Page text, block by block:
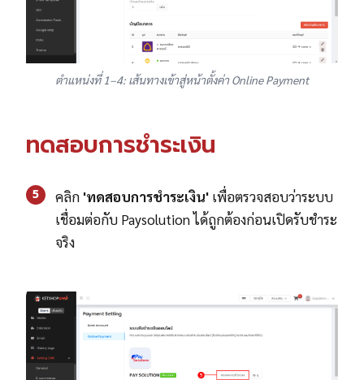
ตำแหน่งที่ 1–4: เส้นทางเข้าสู่หน้าตั้งค่า Online Payment
ทดสอบการชำระเงิน
5 คลิก 'ทดสอบการชำระเงิน' เพื่อตรวจสอบว่าระบบ
เชื่อมต่อกับ Paysolution ได้ถูกต้องก่อนเปิดรับชำระ
จริง